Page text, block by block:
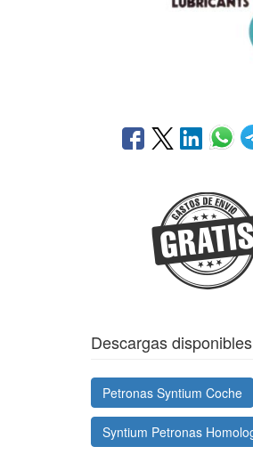
Descargas
Petronas Syntium Coche
Syntium Petronas